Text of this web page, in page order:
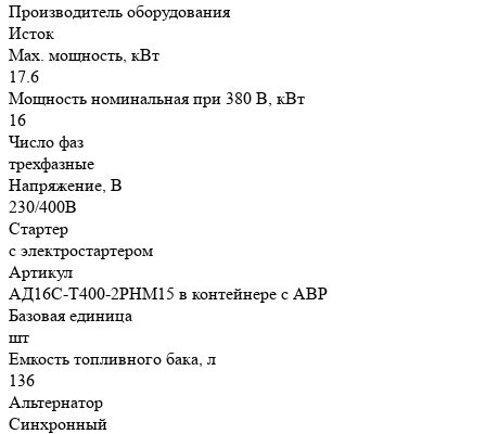
Производитель оборудования
Исток
Max. мощность, кВт
17.6
Мощность номинальная при 380 В, кВт
16
Число фаз
трехфазные
Напряжение, В
230/400В
Стартер
с электростартером
Артикул
АД16С-Т400-2РНМ15 в контейнере с АВР
Базовая единица
шт
Емкость топливного бака, л
136
Альтернатор
Синхронный